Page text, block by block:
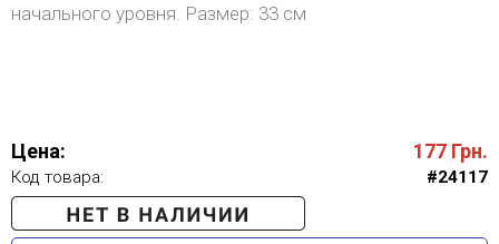
начального уровня. Размер: 33 см
Цена: 177 Грн.
Код товара: #24117